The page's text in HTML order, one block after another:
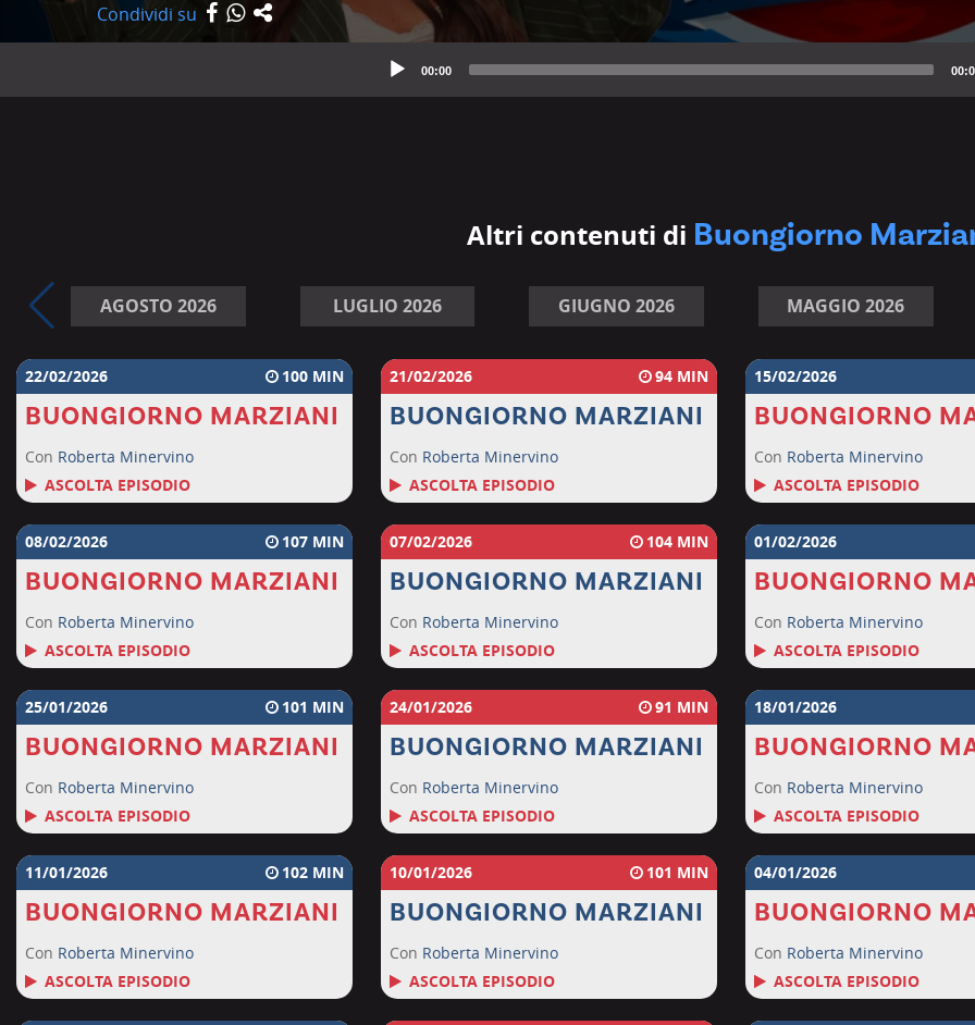
Condividi su
Player
00:00
Altri contenuti di Buongiorno
AGOSTO 2026 LUGLIO 2026 GIUGNO 2026 MAGGIO 2026
22/02/2026 100
BUONGIORNO MARZIANI
Con Roberta Minervino
ASCOLTA EPISODIO
21/02/2026 94
BUONGIORNO MARZIANI
Con Roberta Minervino
ASCOLTA EPISODIO
15/02/2026
BUONGIORNO
Con Roberta Minervino
ASCOLTA EPISODIO
08/02/2026 107
BUONGIORNO MARZIANI
Con Roberta Minervino
ASCOLTA EPISODIO
07/02/2026 104
BUONGIORNO MARZIANI
Con Roberta Minervino
ASCOLTA EPISODIO
01/02/2026
BUONGIORNO
Con Roberta Minervino
ASCOLTA EPISODIO
25/01/2026 101
BUONGIORNO MARZIANI
Con Roberta Minervino
ASCOLTA EPISODIO
24/01/2026 91
BUONGIORNO MARZIANI
Con Roberta Minervino
ASCOLTA EPISODIO
18/01/2026
BUONGIORNO
Con Roberta Minervino
ASCOLTA EPISODIO
11/01/2026 102
BUONGIORNO MARZIANI
Con Roberta Minervino
ASCOLTA EPISODIO
10/01/2026 101
BUONGIORNO MARZIANI
Con Roberta Minervino
ASCOLTA EPISODIO
04/01/2026
BUONGIORNO
Con Roberta Minervino
ASCOLTA EPISODIO